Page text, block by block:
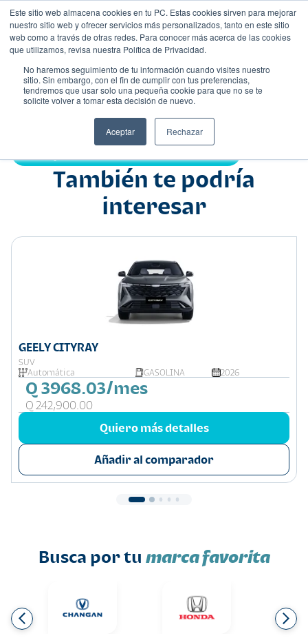
Este sitio web almacena cookies en tu PC. Estas cookies sirven para mejorar
nuestro sitio web y ofrecer servicios más personalizados, tanto en este sitio
web como a través de otras redes. Para conocer más acerca de las cookies
que utilizamos, revisa nuestra Política de Privacidad.
No haremos seguimiento de tu información cuando visites nuestro
sitio. Sin embargo, con el fin de cumplir con tus preferencias,
tendremos que usar solo una pequeña cookie para que no se te
solicite volver a tomar esta decisión de nuevo.
Aceptar Rechazar
Nombre
También te podría
interesar
GEELY CITYRAY
SUV
Automática
GASOLINA 2026
Q 3968.03/mes
Q 242,900.00
Quiero más detalles
Añadir al comparador
Busca por tu marca favorita